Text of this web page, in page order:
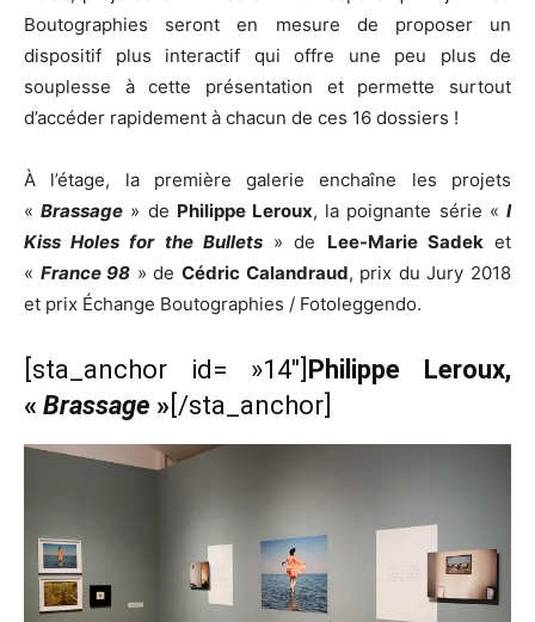
Boutographies seront en mesure de proposer un
dispositif plus interactif qui offre une peu plus de
souplesse à cette présentation et permette surtout
d’accéder rapidement à chacun de ces 16 dossiers !
À l’étage, la première galerie enchaîne les projets
«Brassage » de Philippe Leroux, la poignante série «I
Kiss Holes for the Bullets» de Lee-Marie Sadeket
« France 98 » deCédric Calandraud, prix du Jury 2018
et prix Échange Boutographies / Fotoleggendo.
[sta_anchor id= »14″] Philippe Leroux,
« Brassage » [/sta_anchor]